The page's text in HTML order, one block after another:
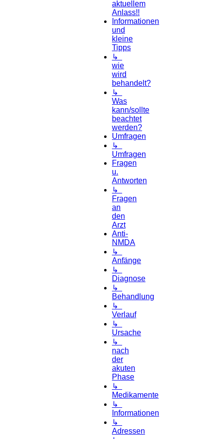
aktuellem
Anlass!!
Informationen
und
kleine
Tipps
↳
wie
wird
behandelt?
↳
Was
kann/sollte
beachtet
werden?
Umfragen
↳
Umfragen
Fragen
u.
Antworten
↳
Fragen
an
den
Arzt
Anti-
NMDA
↳
Anfänge
↳
Diagnose
↳
Behandlung
↳
Verlauf
↳
Ursache
↳
nach
der
akuten
Phase
↳
Medikamente
↳
Informationen
↳
Adressen